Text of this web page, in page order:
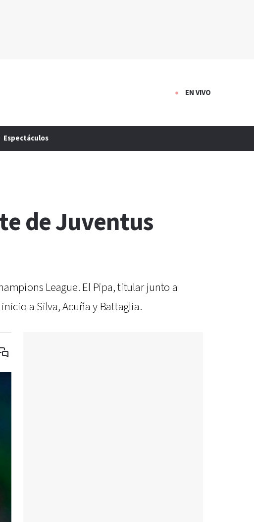
EN VIVO
Espectáculos
de Juventus
League. El Pipa, titular junto a
a Silva, Acuña y Battaglia.